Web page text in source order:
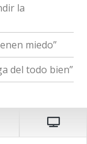
la
miedo”
del todo bien”